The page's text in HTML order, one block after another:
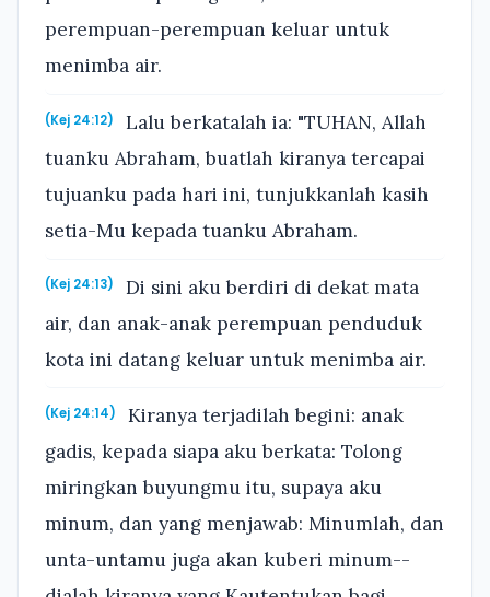
perempuan-perempuan keluar untuk
menimba air.
(Kej 24:12)
Lalu berkatalah ia: "TUHAN, Allah
tuanku Abraham, buatlah kiranya tercapai
tujuanku pada hari ini, tunjukkanlah kasih
setia-Mu kepada tuanku Abraham.
(Kej 24:13)
Di sini aku berdiri di dekat mata
air, dan anak-anak perempuan penduduk
kota ini datang keluar untuk menimba air.
(Kej 24:14)
Kiranya terjadilah begini: anak
gadis, kepada siapa aku berkata: Tolong
miringkan buyungmu itu, supaya aku
minum, dan yang menjawab: Minumlah, dan
unta-untamu juga akan kuberi minum--